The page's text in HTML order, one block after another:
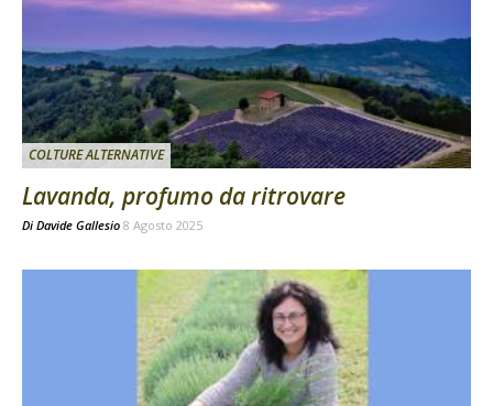
COLTURE ALTERNATIVE
Lavanda, profumo da ritrovare
Di Davide Gallesio 8 Agosto 2025